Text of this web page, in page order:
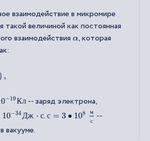
взаимодействие в микромире
такой величиной как постоянная
взаимодействия α, которая
),
Кл
Кл -- заряд электрона,
Дж с
Дж⋅с . с м
с
с =3 108 мс
--
вакууме.